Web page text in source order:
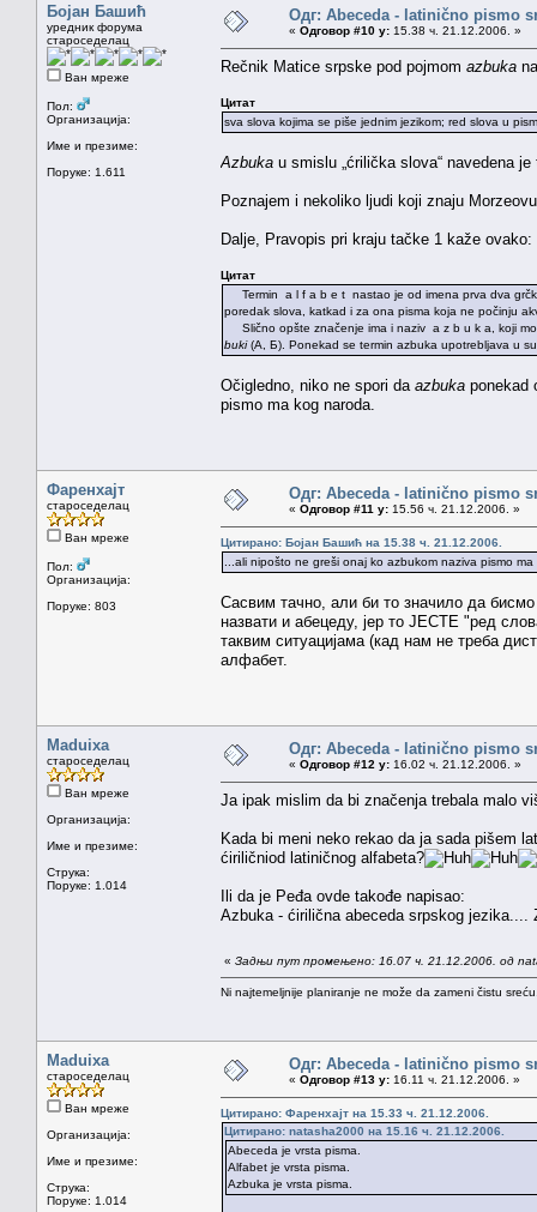
Бојан Башић
уредник форума
староседелац
Ван мреже
Пол:
Организација:
Име и презиме:
Поруке: 1.611
Одг: Abeceda - latinično pismo
« Одговор #10 у: 15.38 ч. 21.12.2006. »
Rečnik Matice srpske pod pojmom azbuka
Цитат
sva slova kojima se piše jednim jezikom; red slova u
Azbuka u smislu „ćrilička slova“ navedena
Poznajem i nekoliko ljudi koji znaju
Dalje, Pravopis pri kraju tačke 1 kaže ovako:
Цитат
Termin a l f a b e t nastao je od imena prva dva
poredak slova, katkad i za ona pisma koja ne počinju
Slično opšte značenje ima i naziv a z b u k a, koji
buki(A, Б). Ponekad se termin azbuka upotrebljava u
Očigledno, niko ne spori da azbuka ponekad
pismo ma kog naroda.
Фаренхајт
староседелац
Ван мреже
Пол:
Организација:
Поруке: 803
Одг: Abeceda - latinično pismo
« Одговор #11 у: 15.56 ч. 21.12.2006. »
Цитирано: Бојан Башић на 15.38 ч. 21.12.2006.
...ali nipošto ne greši onaj ko azbukom naziva pismo
Сасвим тачно, али би то значило да
назвати и абецеду, јер то ЈЕСТЕ "ред
таквим ситуацијама (кад нам не треба
алфабет.
Maduixa
староседелац
Ван мреже
Организација:
Име и презиме:
Струка:
Поруке: 1.014
Одг: Abeceda - latinično pismo
« Одговор #12 у: 16.02 ч. 21.12.2006. »
Ja ipak mislim da bi značenja trebala malo
Kada bi meni neko rekao da ja sada pišem
ćiriličniod latiničnog alfabeta?
Ili da je Peđa ovde takođe napisao:
Azbuka - ćirilična abeceda srpskog jezika....
« Задњи пут промењено: 16.07 ч. 21.12.2006. од
Ni najtemeljnije planiranje ne može da zameni čistu
Maduixa
староседелац
Ван мреже
Организација:
Име и презиме:
Струка:
Поруке: 1.014
Одг: Abeceda - latinično pismo
« Одговор #13 у: 16.11 ч. 21.12.2006. »
Цитирано: Фаренхајт на 15.33 ч. 21.12.2006.
Цитирано: natasha2000 на 15.16 ч. 21.12.2006.
Abeceda je vrsta pisma.
Alfabet je vrsta pisma.
Azbuka je vrsta pisma.